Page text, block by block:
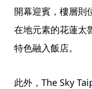
開幕迎賓，樓層則
在地元素的花蓮太
特色融入飯店。
此外，The Sky